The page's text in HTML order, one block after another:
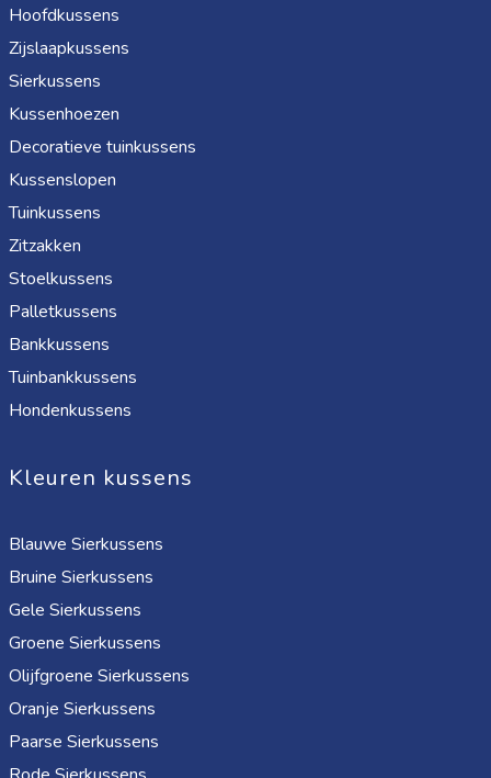
Hoofdkussens
Zijslaapkussens
Sierkussens
Kussenhoezen
Decoratieve tuinkussens
Kussenslopen
Tuinkussens
Zitzakken
Stoelkussens
Palletkussens
Bankkussens
Tuinbankkussens
Hondenkussens
Kleuren kussens
Blauwe Sierkussens
Bruine Sierkussens
Gele Sierkussens
Groene Sierkussens
Olijfgroene Sierkussens
Oranje Sierkussens
Paarse Sierkussens